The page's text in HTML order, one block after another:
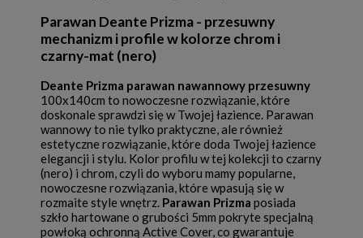
Parawan Deante Prizma - przesuwny
mechanizm i profile w kolorze chrom i
czarny-mat (nero)
Deante Prizma parawan nawannowy przesuwny
100x140cm to nowoczesne rozwiązanie, które
doskonale sprawdzi się w Twojej łazience. Parawan
wannowy to nie tylko praktyczne, ale również
estetyczne rozwiązanie, które doda Twojej łazience
elegancji i stylu. Kolor profilu w tej kolekcji to czarny
(nero) i chrom, czyli do wyboru mamy popularne,
nowoczesne rozwiązania, które wpasują się w
rozmaite style wnętrz. Parawan Prizma posiada
szkło hartowane o grubości 5mm pokryte specjalną
powłoką ochronną Active Cover, co gwarantuje